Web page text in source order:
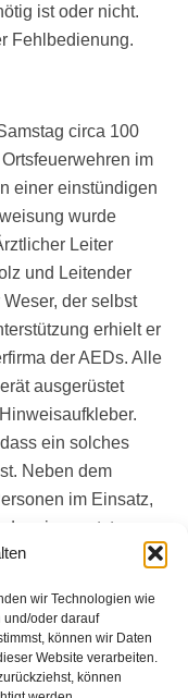
wir Technologien wie
und/oder darauf
können wir Daten
Website verarbeiten.
können
ist oder nicht.
Fehlbedienung.
circa 100
im
einer einstündigen
wurde
Leiter
und Leitender
der selbst
erhielt er
der AEDs. Alle
ausgerüstet
ein solches
Neben dem
im Einsatz,
eingesetzten